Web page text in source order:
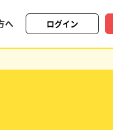
へ ログイン